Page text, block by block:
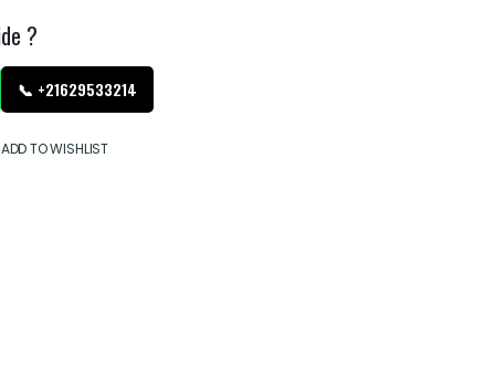
?
📞 +21629533214
ADD TO WISHLIST